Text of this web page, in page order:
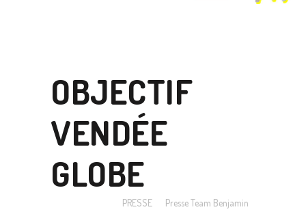
OBJECTIF
VENDÉE
GLOBE
PRESSE
Presse Team Benjamin